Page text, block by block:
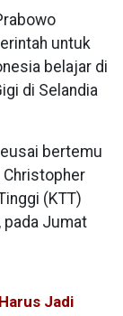
untuk
belajar di
di Selandia
bertemu
Christopher
(KTT)
pada Jumat
Jadi